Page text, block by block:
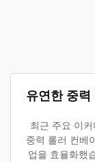
유연한 중력
최근 주요 이
중력 롤러 컨베
업을 효율화했